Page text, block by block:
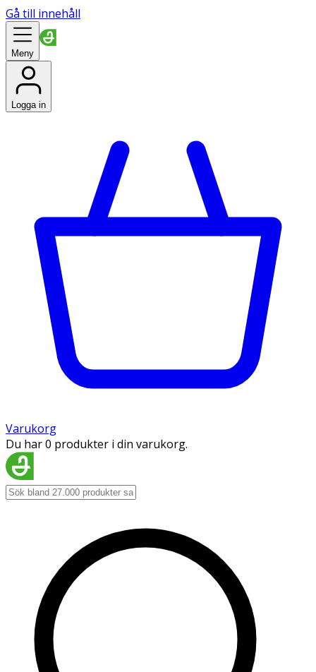
Gå till innehåll
Meny
Logga in
Varukorg
Du har 0 produkter i din varukorg.